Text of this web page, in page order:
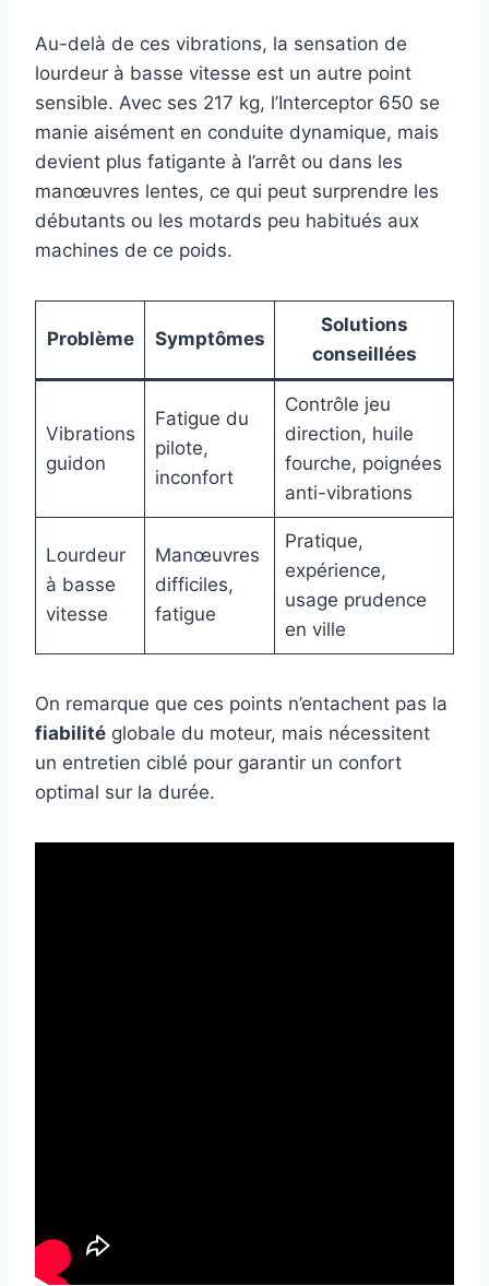
Au-delà de ces vibrations, la sensation de
lourdeur à basse vitesse est un autre point
sensible. Avec ses 217 kg, l’Interceptor 650 se
manie aisément en conduite dynamique, mais
devient plus fatigante à l’arrêt ou dans les
manœuvres lentes, ce qui peut surprendre les
débutants ou les motards peu habitués aux
machines de ce poids.
Problème Symptômes
Solutions
conseillées
Vibrations
guidon
Fatigue du
pilote,
inconfort
Contrôle jeu
direction, huile
fourche, poignées
anti-vibrations
Lourdeur
à basse
vitesse
Manœuvres
difficiles,
fatigue
Pratique,
expérience,
usage prudence
en ville
On remarque que ces points n’entachent pas la
fiabilité globale du moteur, mais nécessitent
un entretien ciblé pour garantir un confort
optimal sur la durée.